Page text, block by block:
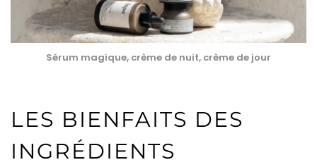
Sérum magique, crème de nuit, crème de jour
LES BIENFAITS DES
INGRÉDIENTS